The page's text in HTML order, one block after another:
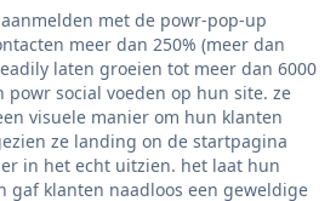
met de powr-pop-up
meer dan 250% (meer dan
laten groeien tot meer dan 6000
social voeden op hun site. ze
visuele manier om hun klanten
ze landing on de startpagina
in het echt uitzien. het laat hun
gaf klanten naadloos een geweldige